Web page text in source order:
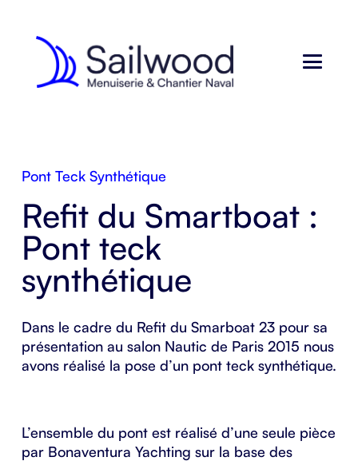
Pont Teck Synthétique
Refit du Smartboat :
Pont teck
synthétique
Dans le cadre du Refit du Smarboat 23 pour sa
présentation au salon Nautic de Paris 2015 nous
avons réalisé la pose d’un pont teck synthétique.
L’ensemble du pont est réalisé d’une seule pièce
par Bonaventura Yachting sur la base des